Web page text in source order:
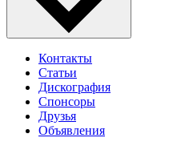
Контакты
Статьи
Дискография
Спонсоры
Друзья
Объявления